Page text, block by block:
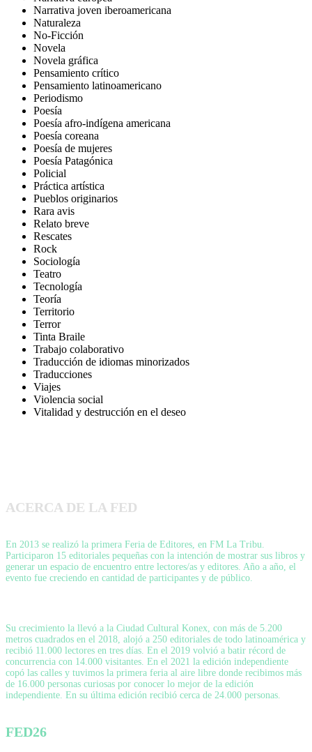
Narrativa joven iberoamericana
Naturaleza
No-Ficción
Novela
Novela gráfica
Pensamiento crítico
Pensamiento latinoamericano
Periodismo
Poesía
Poesía afro-indígena americana
Poesía coreana
Poesía de mujeres
Poesía Patagónica
Policial
Práctica artística
Pueblos originarios
Rara avis
Relato breve
Rescates
Rock
Sociología
Teatro
Tecnología
Teoría
Territorio
Terror
Tinta Braile
Trabajo colaborativo
Traducción de idiomas minorizados
Traducciones
Viajes
Violencia social
Vitalidad y destrucción en el deseo
ACERCA DE LA FED
En 2013 se realizó la primera Feria de Editores, en FM La Tribu.
Participaron 15 editoriales pequeñas con la intención de mostrar sus libros y
generar un espacio de encuentro entre lectores/as y editores. Año a año, el
evento fue creciendo en cantidad de participantes y de público.
Su crecimiento la llevó a la Ciudad Cultural Konex, con más de 5.200
metros cuadrados en el 2018, alojó a 250 editoriales de todo latinoamérica y
recibió 11.000 lectores en tres días. En el 2019 volvió a batir récord de
concurrencia con 14.000 visitantes. En el 2021 la edición independiente
copó las calles y tuvimos la primera feria al aire libre donde recibimos más
de 16.000 personas curiosas por conocer lo mejor de la edición
independiente. En su última edición recibió cerca de 24.000 personas.
FED26